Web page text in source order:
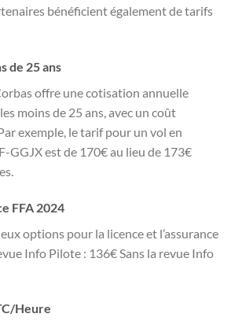
bénéficient également de tarifs
de 25 ans
offre une cotisation annuelle
moins de 25 ans, avec un coût
exemple, le tarif pour un vol en
GGJX est de 170€ au lieu de 173€
FFA 2024
options pour la licence et l’assurance
Info Pilote : 136€ Sans la revue Info
Heure